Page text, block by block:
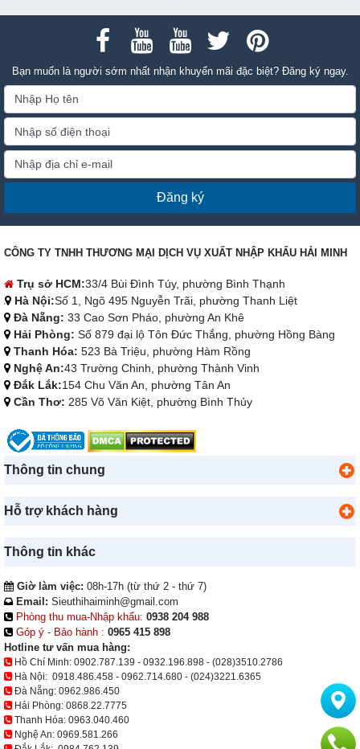
Bạn muốn là người sớm nhất nhận khuyến mãi đặc biệt? Đăng ký ngay.
Đăng ký
CÔNG TY TNHH THƯƠNG MẠI DỊCH VỤ XUẤT NHẬP KHẨU HẢI MINH
Trụ sở HCM:33/4 Bùi Đình Túy, phường Bình Thạnh
Hà Nội:Số 1, Ngõ 495 Nguyễn Trãi, phường Thanh Liệt
Đà Nẵng: 33 Cao Sơn Pháo, phường An Khê
Hải Phòng: Số 879 đại lộ Tôn Đức Thắng, phường Hồng Bàng
Thanh Hóa: 523 Bà Triệu, phường Hàm Rồng
Nghệ An:43 Trường Chinh, phường Thành Vinh
Đắk Lắk:154 Chu Văn An, phường Tân An
Cần Thơ: 285 Võ Văn Kiệt, phường Bình Thủy
Thông tin chung
Hỗ trợ khách hàng
Thông tin khác
Giờ làm việc: 08h-17h (từ thứ 2 - thứ 7)
Email: Sieuthihaiminh@gmail.com
Phòng thu mua-Nhập khẩu: 0938 204 988
Góp ý - Bảo hành : 0965 415 898
Hotline tư vấn mua hàng:
Hồ Chí Minh: 0902.787.139 - 0932.196.898 - (028)3510.2786
Hà Nội: 0918.486.458 - 0962.714.680 - (024)3221.6365
Đà Nẵng: 0962.986.450
Hải Phòng: 0868.22.7775
Thanh Hóa: 0963.040.460
Nghệ An: 0969.581.266